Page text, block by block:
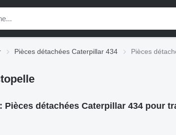
Pièces détachées Caterpillar 434 Pièces
Pièces détachées Caterpillar 434 pour